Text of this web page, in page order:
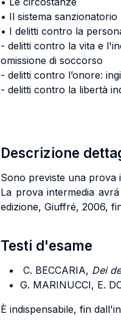
• Il sistema sanzionatorio
• I delitti contro la
- delitti contro la vita e
omissione di soccorso
- delitti contro l’onore:
- delitti contro la libertà
Descrizione
Sono previste una prova
La prova intermedia
edizione, Giuffré, 2006,
Testi d'esame
C. BECCARIA, Dei
G. MARINUCCI, E.
È indispensabile, fin